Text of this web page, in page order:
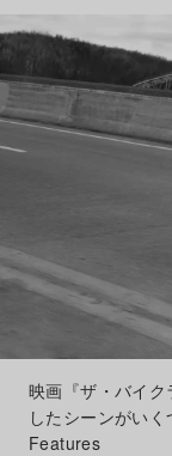
映画『ザ・バイ
したシーンがい
Features